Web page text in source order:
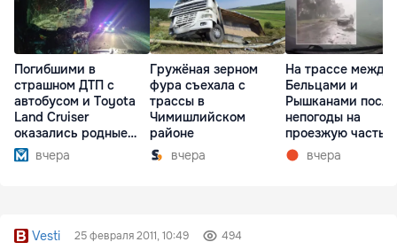
Погибшими в
страшном ДТП с
автобусом и Toyota
Land Cruiser
оказались родные
братьявчера
Гружёная зерном
фура съехала с
трассы в
Чимишлийском
районе
вчера
На трассе между
Бельцами и
Рышканами после
непогоды на
проезжую часть
упали деревья
вчера
Vesti 25 февраля 2011, 10:49 494